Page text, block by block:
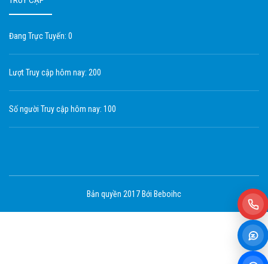
Đang Trực Tuyến: 0
Lượt Truy cập hôm nay: 200
Số người Truy cập hôm nay: 100
Bản quyền 2017 Bới Beboihc